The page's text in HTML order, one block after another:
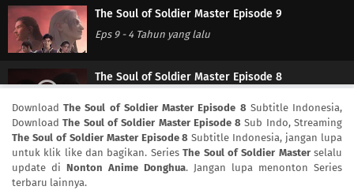
The Soul of Soldier Master Episode 9
Eps 9- 4 Tahun yang lalu
The Soul of Soldier Master Episode 8
The Soul of Soldier Master Episode 7
-
DownloadThe Soul of Soldier Master Episode 8 Subtitle Indonesia,
DownloadThe Soul of Soldier Master Episode 8 Sub Indo, Streaming
The Soul of Soldier Master Episode 8 Subtitle Indonesia, jangan lupa
untuk klik like dan bagikan. SeriesThe Soul of Soldier Masterselalu
update di Nonton Anime Donghua. Jangan lupa menonton Series
terbaru lainnya.